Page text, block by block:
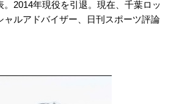
2014年現役を引退。現在、千葉ロッ
ャルアドバイザー、日刊スポーツ評論